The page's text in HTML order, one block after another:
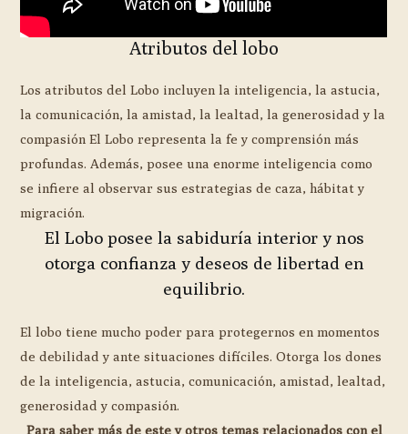
Atributos del lobo
Los atributos del Lobo incluyen la inteligencia, la astucia,
la comunicación, la amistad, la lealtad, la generosidad y la
compasión El Lobo representa la fe y comprensión más
profundas. Además, posee una enorme inteligencia como
se infiere al observar sus estrategias de caza, hábitat y
migración.
El Lobo posee la sabiduría interior y nos
otorga confianza y deseos de libertad en
equilibrio.
El lobo tiene mucho poder para protegernos en momentos
de debilidad y ante situaciones difíciles. Otorga los dones
de la inteligencia, astucia, comunicación, amistad, lealtad,
generosidad y compasión.
Para saber más de este y otros temas relacionados con el